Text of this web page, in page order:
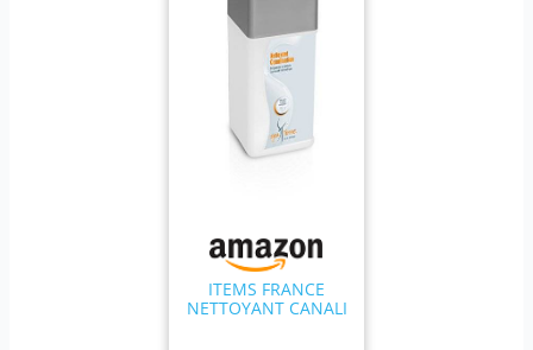
ITEMS FRANCE
NETTOYANT CANALI